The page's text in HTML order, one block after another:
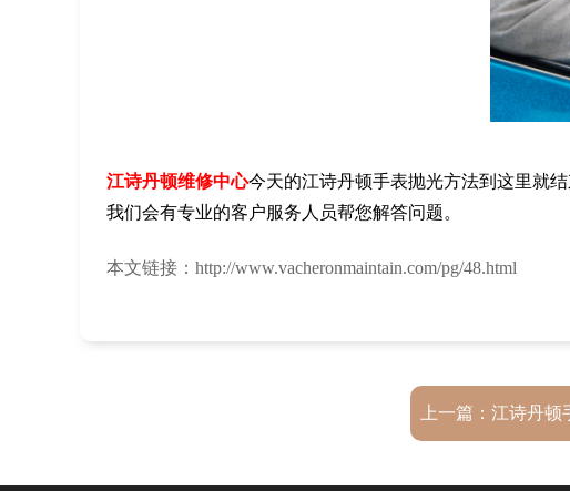
江诗丹顿维修中心今天的江诗丹顿手表抛光方法到这里就
我们会有专业的客户服务人员帮您解答问题。
本文链接：http://www.vacheronmaintain.com/pg/48.html
上一篇： 江诗丹顿